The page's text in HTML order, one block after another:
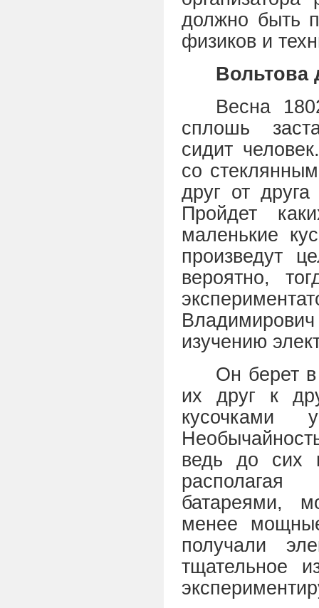
должно быть
физиков и
Вольтова
Весна
сплошь
сидит
со
друг от
Пройдет
маленькие
произведут
вероятно,
изучению
Он берет в
их друг к
кусочками
ведь до сих
батареями,
менее
получали
тщательное